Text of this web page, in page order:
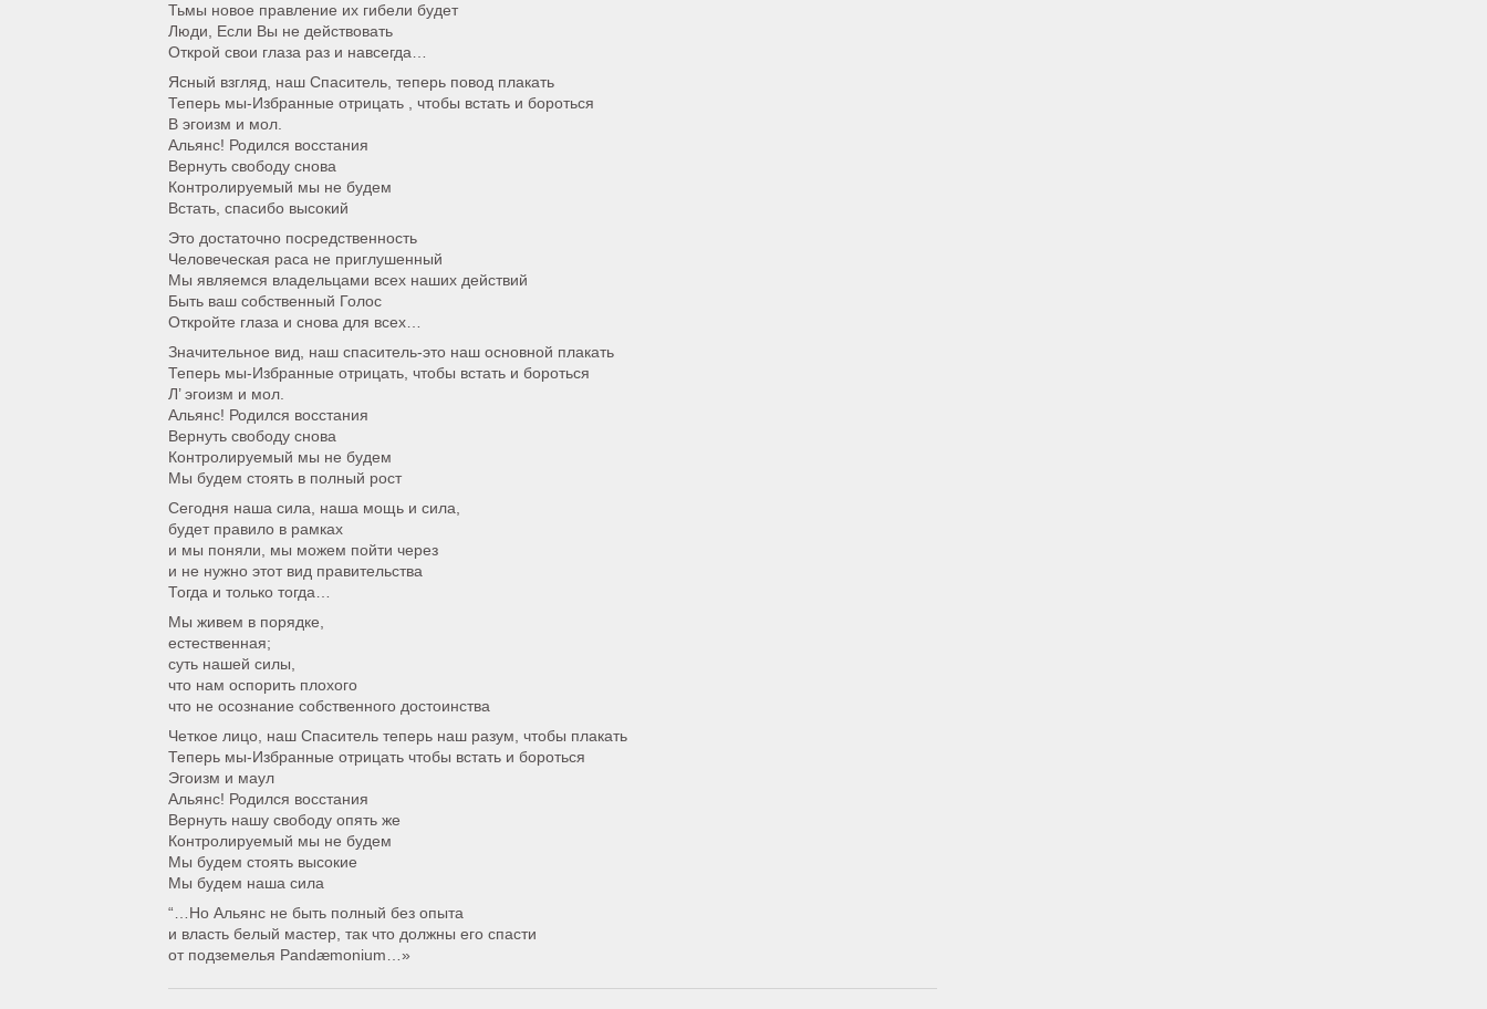
Тьмы новое правление их гибели будет
Люди, Если Вы не действовать
Открой свои глаза раз и навсегда…
Ясный взгляд, наш Спаситель, теперь повод плакать
Теперь мы-Избранные отрицать , чтобы встать и бороться
В эгоизм и мол.
Альянс! Родился восстания
Вернуть свободу снова
Контролируемый мы не будем
Встать, спасибо высокий
Это достаточно посредственность
Человеческая раса не приглушенный
Мы являемся владельцами всех наших действий
Быть ваш собственный Голос
Откройте глаза и снова для всех…
Значительное вид, наш спаситель-это наш основной плакать
Теперь мы-Избранные отрицать, чтобы встать и бороться
Л’ эгоизм и мол.
Альянс! Родился восстания
Вернуть свободу снова
Контролируемый мы не будем
Мы будем стоять в полный рост
Сегодня наша сила, наша мощь и сила,
будет правило в рамках
и мы поняли, мы можем пойти через
и не нужно этот вид правительства
Тогда и только тогда…
Мы живем в порядке,
естественная;
суть нашей силы,
что нам оспорить плохого
что не осознание собственного достоинства
Четкое лицо, наш Спаситель теперь наш разум, чтобы плакать
Теперь мы-Избранные отрицать чтобы встать и бороться
Эгоизм и маул
Альянс! Родился восстания
Вернуть нашу свободу опять же
Контролируемый мы не будем
Мы будем стоять высокие
Мы будем наша сила
“…Но Альянс не быть полный без опыта
и власть белый мастер, так что должны его спасти
от подземелья Pandæmonium…»